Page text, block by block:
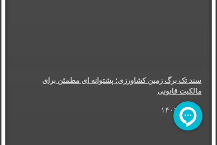
سند تک برگ زمین کشاورزی؛ پشتوانه ای مطمئن برای
مالکیت قانونی
تیر ۱۴, ۱۴۰۴